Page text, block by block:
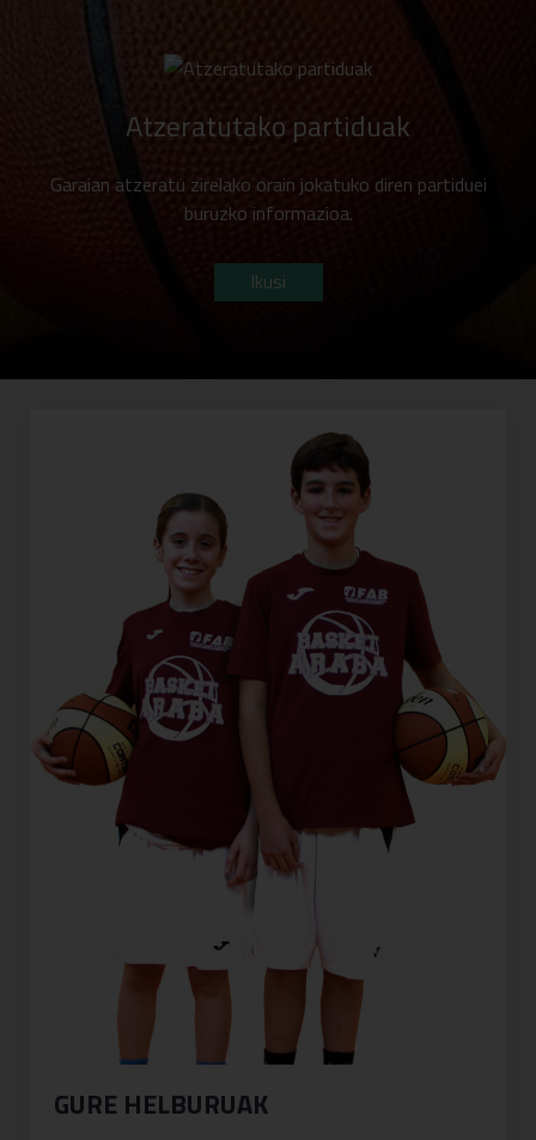
Atzeratutako partiduak
Garaian atzeratu zirelako orain jokatuko diren partiduei
buruzko informazioa.
Ikusi
GURE HELBURUAK